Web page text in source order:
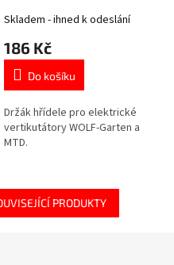
Skladem - ihned k odeslání
186 Kč
Do košíku
Držák hřídele pro elektrické
vertikutátory WOLF-Garten a
MTD.
PRODUKTY